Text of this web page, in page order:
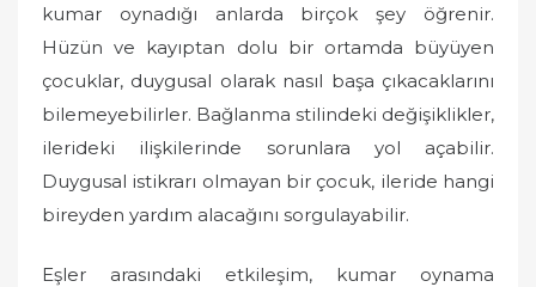
kumar oynadığı anlarda birçok şey öğrenir.
Hüzün ve kayıptan dolu bir ortamda büyüyen
çocuklar, duygusal olarak nasıl başa çıkacaklarını
bilemeyebilirler. Bağlanma stilindeki değişiklikler,
ilerideki ilişkilerinde sorunlara yol açabilir.
Duygusal istikrarı olmayan bir çocuk, ileride hangi
bireyden yardım alacağını sorgulayabilir.
Eşler arasındaki etkileşim, kumar oynama